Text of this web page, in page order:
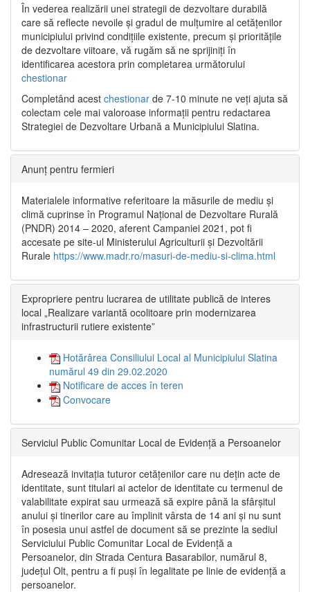
În vederea realizării unei strategii de dezvoltare durabilă
care să reflecte nevoile și gradul de mulțumire al cetățenilor
municipiului privind condițiile existente, precum și prioritățile
de dezvoltare viitoare, vă rugăm să ne sprijiniți în
identificarea acestora prin completarea următorului
chestionar
Completând acest chestionar de 7-10 minute ne veți ajuta să
colectam cele mai valoroase informații pentru redactarea
Strategiei de Dezvoltare Urbană a Municipiului Slatina.
Anunț pentru fermieri
Materialele informative referitoare la măsurile de mediu și
climă cuprinse în Programul Național de Dezvoltare Rurală
(PNDR) 2014 – 2020, aferent Campaniei 2021, pot fi
accesate pe site-ul Ministerului Agriculturii și Dezvoltării
Rurale https://www.madr.ro/masuri-de-mediu-si-clima.html
Expropriere pentru lucrarea de utilitate publică de interes
local „Realizare variantă ocolitoare prin modernizarea
infrastructurii rutiere existente”
Hotărârea Consiliului Local al Municipiului Slatina
numărul 49 din 29.02.2020
Notificare de acces în teren
Convocare
Serviciul Public Comunitar Local de Evidență a Persoanelor
Adresează invitația tuturor cetățenilor care nu dețin acte de
identitate, sunt titulari ai actelor de identitate cu termenul de
valabilitate expirat sau urmează să expire până la sfârșitul
anului și tinerilor care au împlinit vârsta de 14 ani și nu sunt
în posesia unui astfel de document să se prezinte la sediul
Serviciului Public Comunitar Local de Evidență a
Persoanelor, din Strada Centura Basarabilor, numărul 8,
județul Olt, pentru a fi puși în legalitate pe linie de evidență a
persoanelor.